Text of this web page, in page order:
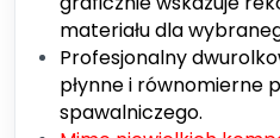
materiału dla
Profesjonalny
płynne i równomierne
spawalniczego.